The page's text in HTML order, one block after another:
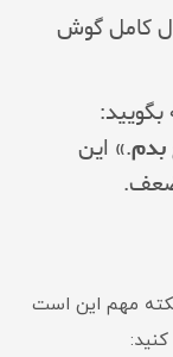
کامل گوش
بدم.» این
مهم این است